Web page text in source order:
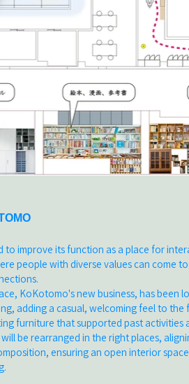
to improve its function as a place for
people with diverse values ​​can come
KoKotomo's new business, has been
adding a casual, welcoming feel to the
furniture that supported past activities
be rearranged in the right places,
ensuring an open interior